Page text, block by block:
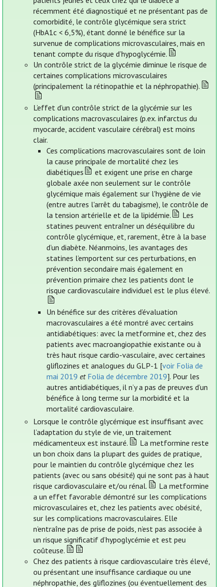
récemment été diagnostiqué et ne présentant pas de
comorbidité, le contrôle glycémique sera strict
(HbA1c < 6,5%), étant donné le bénéfice sur la
survenue de complications microvasculaires, mais en
tenant compte du risque d’hypoglycémie.
Un contrôle strict de la glycémie diminue le risque de
certaines complications microvasculaires
(principalement la rétinopathie et la néphropathie).
L’effet d’un contrôle strict de la glycémie sur les
complications macrovasculaires (p.ex. infarctus du
myocarde, accident vasculaire cérébral) est moins
clair.
Ces complications macrovasculaires sont de loin
la cause principale de mortalité chez les
diabétiques
et exigent une prise en charge
globale axée non seulement sur le contrôle
glycémique mais également sur l'hygiène de vie
(entre autres l'arrêt du tabagisme), le contrôle de
la tension artérielle et de la lipidémie.
Les
statines peuvent entraîner un déséquilibre du
contrôle glycémique, et, rarement, être à la base
d’un diabète. Néanmoins, les avantages des
statines l’emportent sur ces perturbations, en
prévention secondaire mais également en
prévention primaire chez les patients dont le
risque cardiovasculaire individuel est le plus élevé.
Un bénéfice sur des critères d’évaluation
macrovasculaires a été montré avec certains
antidiabétiques: avec la metformine et, chez des
patients avec macroangiopathie existante ou à
très haut risque cardio-vasculaire, avec certaines
gliflozines et analogues du GLP-1 [voir Folia de
mai 2019 et Folia de décembre 2019]. Pour les
autres antidiabétiques, il n’y a pas de preuves d’un
bénéfice à long terme sur la morbidité et la
mortalité cardiovasculaire.
Lorsque le contrôle glycémique est insuffisant avec
l’adaptation du style de vie, un traitement
médicamenteux est instauré.
La metformine reste
un bon choix dans la plupart des guides de pratique,
pour le maintien du contrôle glycémique chez les
patients (avec ou sans obésité) qui ne sont pas à haut
risque cardiovasculaire et/ou rénal.
La metformine
a un effet favorable démontré sur les complications
microvasculaires et, chez les patients avec obésité,
sur les complications macrovasculaires. Elle
n’entraîne pas de prise de poids, n’est pas associée à
un risque significatif d’hypoglycémie et est peu
coûteuse.
Chez des patients à risque cardiovasculaire très élevé,
ou présentant une insuffisance cardiaque ou une
néphropathie, des gliflozines (ou éventuellement des